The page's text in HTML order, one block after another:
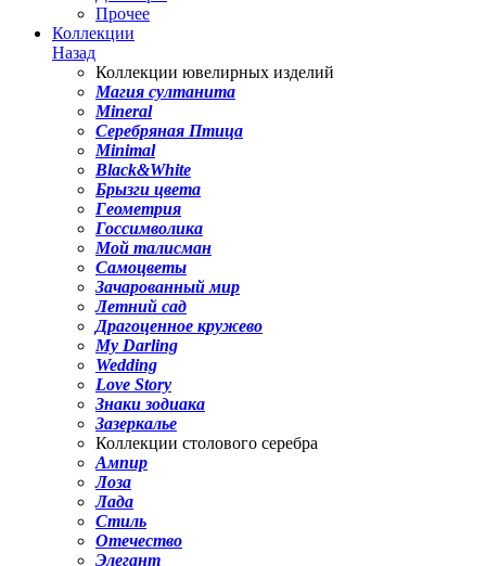
Прочее
Коллекции
Назад
Коллекции ювелирных изделий
Магия султанита
Mineral
Серебряная Птица
Minimal
Black&White
Брызги цвета
Геометрия
Госсимволика
Мой талисман
Самоцветы
Зачарованный мир
Летний сад
Драгоценное кружево
My Darling
Wedding
Love Story
Знаки зодиака
Зазеркалье
Коллекции столового серебра
Ампир
Лоза
Лада
Стиль
Отечество
Элегант